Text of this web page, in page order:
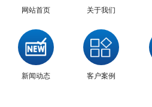
网站首页 关于我们
新闻动态 客户案例